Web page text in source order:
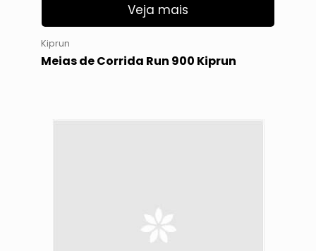
Veja mais
Kiprun
Meias de Corrida Run 900 Kiprun